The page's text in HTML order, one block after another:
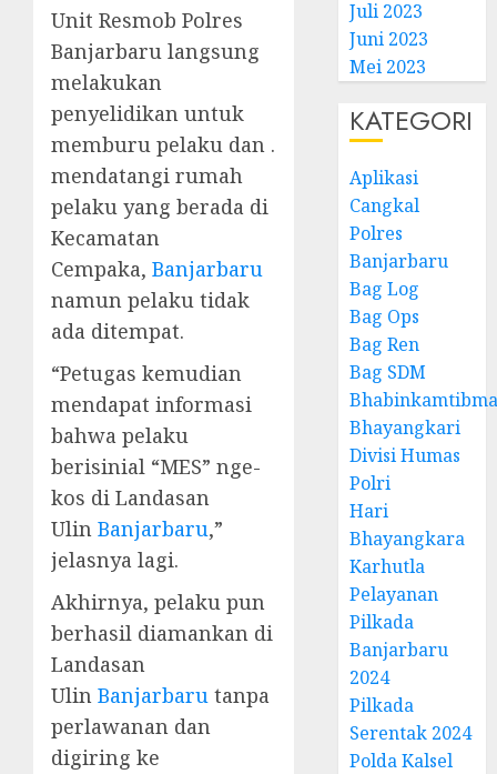
Unit Resmob Polres
Banjarbaru langsung
melakukan
penyelidikan untuk
memburu pelaku dan .
mendatangi rumah
pelaku yang berada di
Kecamatan
Cempaka, Banjarbaru
namun pelaku tidak
ada ditempat.
“Petugas kemudian
mendapat informasi
bahwa pelaku
berisinial “MES” nge-
kos di Landasan
Ulin Banjarbaru,”
jelasnya lagi.
Akhirnya, pelaku pun
berhasil diamankan di
Landasan
Ulin Banjarbaru tanpa
perlawanan dan
digiring ke
Juli 2023
Juni 2023
Mei 2023
KATEGORI
Aplikasi
Cangkal
Polres
Banjarbaru
Bag Log
Bag Ops
Bag Ren
Bag SDM
Bhayangkari
Divisi Humas
Polri
Hari
Bhayangkara
Karhutla
Pelayanan
Pilkada
Banjarbaru
2024
Pilkada
Serentak 2024
Polda Kalsel